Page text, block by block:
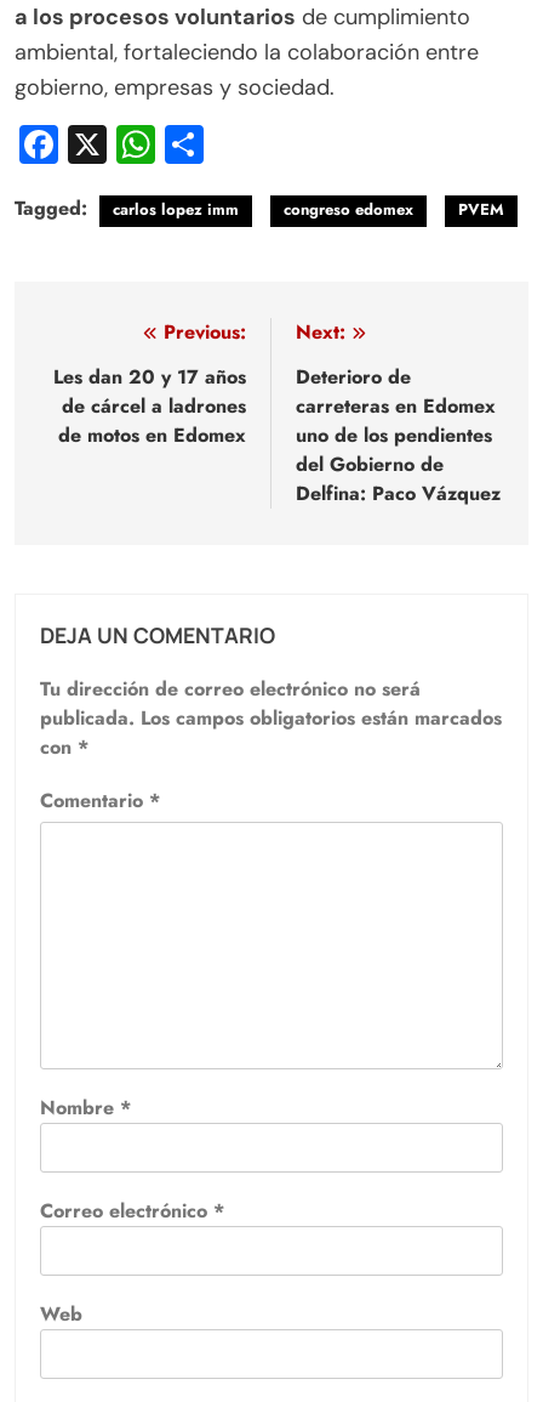
a los procesos voluntarios de cumplimiento
ambiental, fortaleciendo la colaboración entre
gobierno, empresas y sociedad.
Facebook
X WhatsApp
Tagged: carlos lopez imm congreso edomex PVEM
Navegación
de
entradas
Previous:
Les dan 20 y 17 años
de cárcel a ladrones
de motos en Edomex
Next:
Deterioro de
carreteras en Edomex
uno de los pendientes
del Gobierno de
Delfina: Paco Vázquez
DEJA UN COMENTARIO
Tu dirección de correo electrónico no será
publicada. Los campos obligatorios están marcados
con *
Comentario *
Nombre *
Correo electrónico *
Web